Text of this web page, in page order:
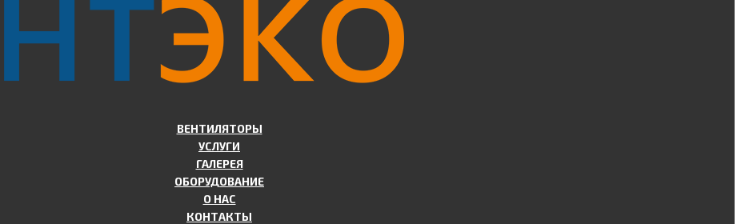
ВЕНТИЛЯТОРЫ
УСЛУГИ
ГАЛЕРЕЯ
ОБОРУДОВАНИЕ
О НАС
КОНТАКТЫ